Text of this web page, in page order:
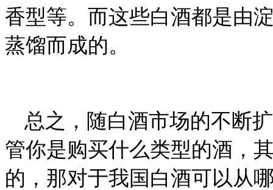
香型等。而这些白酒都是由
蒸馏而成的。
总之，随白酒市场的不断
管你是购买什么类型的酒，
的，那对于我国白酒可以从